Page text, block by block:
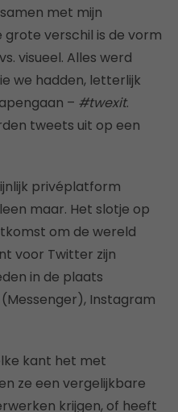
met mijn
verschil is de vorm
visueel. Alles werd
we hadden, letterlijk
– #twexit.
tweets uit op een
privéplatform
maar. Het slotje op
om de wereld
voor Twitter zijn
in de plaats
Instagram
kant het met
ze een vergelijkbare
krijgen, of heeft